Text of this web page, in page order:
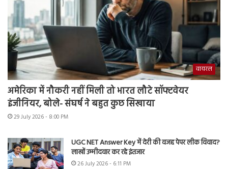
वायरल
अमेरिका में नौकरी नहीं मिली तो भारत लौटे सॉफ्टवेयर
इंजीनियर, बोले- संघर्ष ने बहुत कुछ सिखाया
29 July 2026 - 8:00 PM
UGC NET Answer Key में देरी की वजह पेपर लीक विवाद?
लाखों उम्मीदवार कर रहे इंतजार
26 July 2026 - 6:11 PM